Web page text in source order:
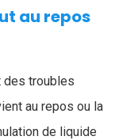
au repos
des troubles
au repos ou la
de liquide